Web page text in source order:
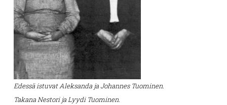
Edessä istuvat Aleksanda ja Johannes Tuominen.
Takana Nestori ja Lyydi Tuominen.